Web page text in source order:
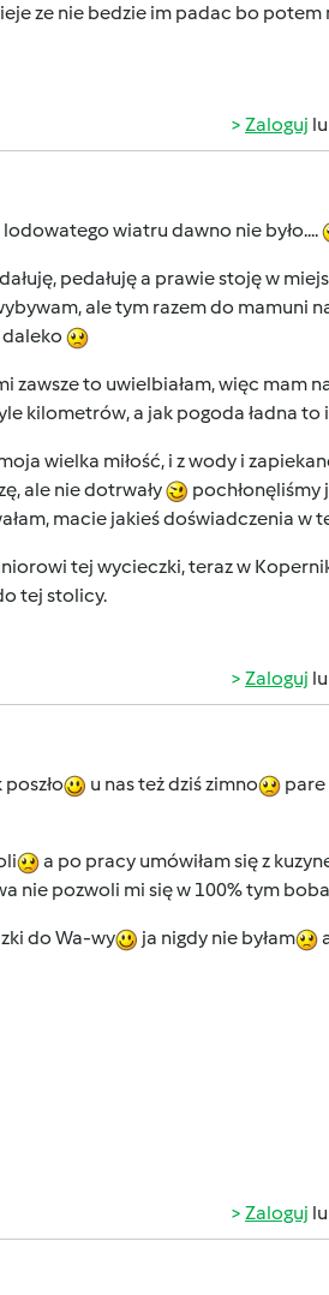
ze nie bedzie im padac bo potem
Zaloguj
wiatru dawno nie było....
pedałuję a prawie stoję w
ale tym razem do mamuni
daleko
zawsze to uwielbiałam, więc mam
kilometrów, a jak pogoda ładna to
wielka miłość, i z wody i
ale nie dotrwały
pochłonęliśmy
macie jakieś doświadczenia w
tej wycieczki, teraz w
tej stolicy.
Zaloguj
u nas też dziś zimno
pare
a po pracy umówiłam się z
nie pozwoli mi się w 100% tym
do Wa-wy ja nigdy nie byłam
Zaloguj